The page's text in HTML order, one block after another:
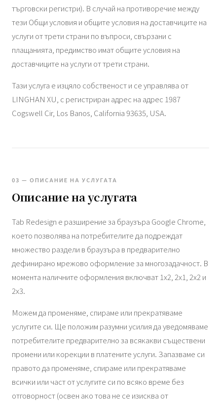
търговски регистри). В случай на противоречие между
тези Общи условия и общите условия на доставчиците на
услуги от трети страни по въпроси, свързани с
плащанията, предимство имат общите условия на
доставчиците на услуги от трети страни.
Тази услуга е изцяло собственост и се управлява от
LINGHAN XU, с регистриран адрес на адрес 1987
Cogswell Cir, Los Banos, California 93635, USA.
03 — ОПИСАНИЕ НА УСЛУГАТА
Описание на услугата
Tab Redesign е разширение за браузъра Google Chrome,
което позволява на потребителите да подреждат
множество раздели в браузъра в предварително
дефинирано мрежово оформление за многозадачност. В
момента наличните оформления включват 1x2, 2x1, 2x2 и
2x3.
Можем да променяме, спираме или прекратяваме
услугите си. Ще положим разумни усилия да уведомяваме
потребителите предварително за всякакви съществени
промени или корекции в платените услуги. Запазваме си
правото да променяме, спираме или прекратяваме
всички или част от услугите си по всяко време без
отговорност (освен ако това не се изисква от